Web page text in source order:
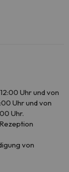
Uhr und von
Uhr und von
Uhr.
von